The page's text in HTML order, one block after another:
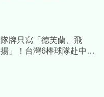
隊牌只寫「德芙蘭、飛
揚」！台灣6棒球隊赴中交